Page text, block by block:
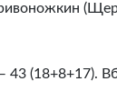
(18+8+17).